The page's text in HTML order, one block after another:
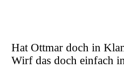
Hat Ottmar doch in
Wirf das doch einfach